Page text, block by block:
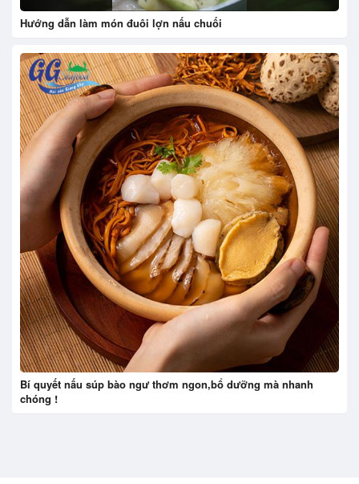
Hướng dẫn làm món đuôi lợn nấu chuối
Bí quyết nấu súp bào ngư thơm ngon,bổ dưỡng mà nhanh
chóng !